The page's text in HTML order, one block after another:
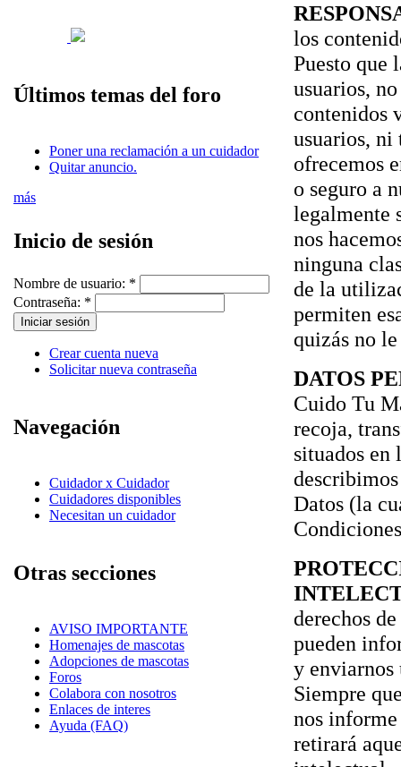
Últimos temas del foro
Poner una reclamación a un cuidador
Quitar anuncio.
más
Inicio de sesión
Nombre de usuario: *
Contraseña: *
Crear cuenta nueva
Solicitar nueva contraseña
Navegación
Cuidador x Cuidador
Cuidadores disponibles
Necesitan un cuidador
Otras secciones
AVISO IMPORTANTE
Homenajes de mascotas
Adopciones de mascotas
Foros
Colabora con nosotros
Enlaces de interes
Ayuda (FAQ)
los
Puesto que
usuarios,
contenidos
usuarios, ni
ofrecemos
o seguro a
legalmente
nos
ninguna
de la
permiten
quizás no
DATOS
Cuido Tu
recoja,
situados en
Datos (la
derechos
pueden
y enviarnos
Siempre
nos informe
retirará